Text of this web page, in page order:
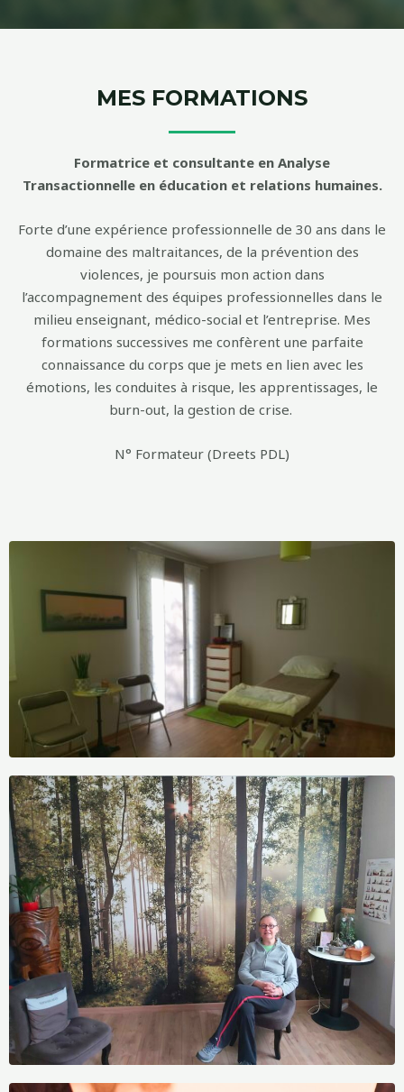
MES FORMATIONS
Formatrice et consultante en Analyse
Transactionnelle en éducation et relations humaines.
Forte d’une expérience professionnelle de 30 ans dans le
domaine des maltraitances, de la prévention des
violences, je poursuis mon action dans
l’accompagnement des équipes professionnelles dans le
milieu enseignant, médico-social et l’entreprise. Mes
formations successives me confèrent une parfaite
connaissance du corps que je mets en lien avec les
émotions, les conduites à risque, les apprentissages, le
burn-out, la gestion de crise.
N° Formateur (Dreets PDL)